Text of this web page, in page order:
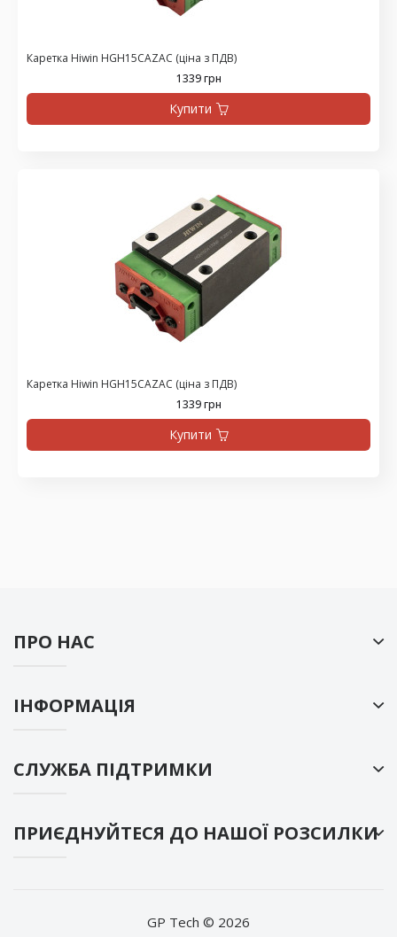
Каретка Hiwin HGH15CAZAC (ціна з ПДВ)
1339 грн
Купити
Каретка Hiwin HGH15CAZAC (ціна з ПДВ)
1339 грн
Купити
ПРО НАС
ІНФОРМАЦІЯ
СЛУЖБА ПІДТРИМКИ
ПРИЄДНУЙТЕСЯ ДО НАШОЇ РОЗСИЛКИ
GP Tech © 2026